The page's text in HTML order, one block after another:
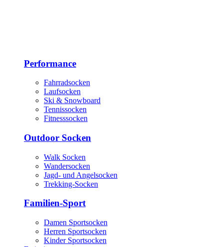
Performance
Fahrradsocken
Laufsocken
Ski & Snowboard
Tennissocken
Fitnesssocken
Outdoor Socken
Walk Socken
Wandersocken
Jagd- und Angelsocken
Trekking-Socken
Familien-Sport
Damen Sportsocken
Herren Sportsocken
Kinder Sportsocken